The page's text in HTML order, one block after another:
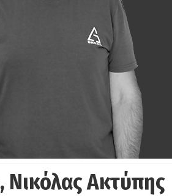
Ακτύπης